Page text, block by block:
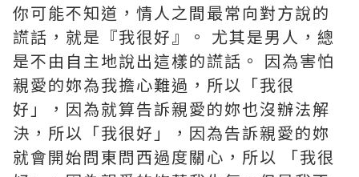
你可能不知道，情人之間最常向對方說的
謊話，就是『我很好』。 尤其是男人，總
是不由自主地說出這樣的謊話。 因為害怕
親愛的妳為我擔心難過，所以「我很
好」，因為就算告訴親愛的妳也沒辦法解
決，所以「我很好」，因為告訴親愛的妳
就會開始問東問西過度關心，所以 「我很